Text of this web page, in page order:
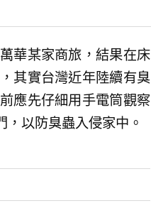
華某家商旅，結果在床
其實台灣近年陸續有臭
應先仔細用手電筒觀察
以防臭蟲入侵家中。